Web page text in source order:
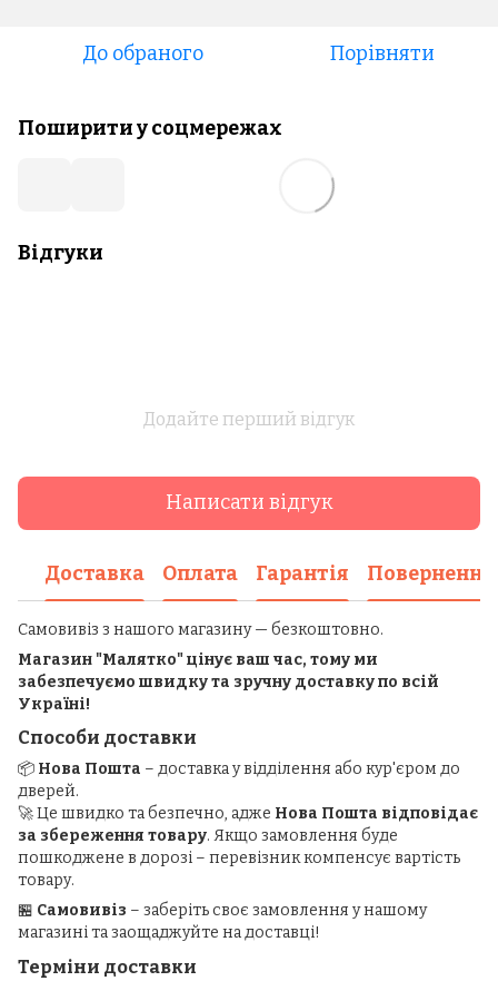
До обраного Порівняти
Поширити у соцмережах
Відгуки
Додайте перший відгук
Написати відгук
Доставка Оплата Гарантія Повернення
Самовивіз з нашого магазину — безкоштовно.
Магазин "Малятко" цінує ваш час, тому ми
забезпечуємо швидку та зручну доставку по всій
Україні!
Способи доставки
📦 Нова Пошта – доставка у відділення або кур'єром до
дверей.
🚀 Це швидко та безпечно, адже Нова Пошта відповідає
за збереження товару. Якщо замовлення буде
пошкоджене в дорозі – перевізник компенсує вартість
товару.
🏪 Самовивіз – заберіть своє замовлення у нашому
магазині та заощаджуйте на доставці!
Терміни доставки